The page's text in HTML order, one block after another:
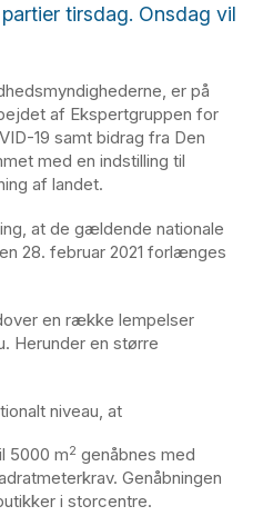
tirsdag. Onsdag vil
er på
af Ekspertgruppen for
19 samt bidrag fra Den
med en indstilling til
af landet.
at de gældende nationale
28. februar 2021 forlænges
en række lempelser
Herunder en større
niveau, at
5000 m2 genåbnes med
Genåbningen
i storcentre.